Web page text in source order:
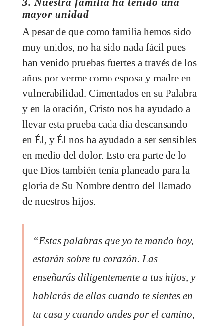
3. Nuestra familia ha tenido una
mayor unidad
A pesar de que como familia hemos sido
muy unidos, no ha sido nada fácil pues
han venido pruebas fuertes a través de los
años por verme como esposa y madre en
vulnerabilidad. Cimentados en su Palabra
y en la oración, Cristo nos ha ayudado a
llevar esta prueba cada día descansando
en Él, y Él nos ha ayudado a ser sensibles
en medio del dolor. Esto era parte de lo
que Dios también tenía planeado para la
gloria de Su Nombre dentro del llamado
de nuestros hijos.
“Estas palabras que yo te mando hoy,
estarán sobre tu corazón. Las
enseñarás diligentemente a tus hijos, y
hablarás de ellas cuando te sientes en
tu casa y cuando andes por el camino,